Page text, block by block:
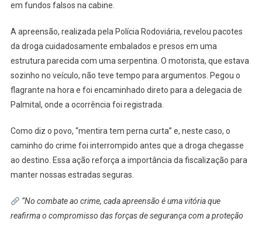
em fundos falsos na cabine.
A apreensão, realizada pela Polícia Rodoviária, revelou pacotes
da droga cuidadosamente embalados e presos em uma
estrutura parecida com uma serpentina. O motorista, que estava
sozinho no veículo, não teve tempo para argumentos. Pegou o
flagrante na hora e foi encaminhado direto para a delegacia de
Palmital, onde a ocorrência foi registrada.
Como diz o povo, “mentira tem perna curta” e, neste caso, o
caminho do crime foi interrompido antes que a droga chegasse
ao destino. Essa ação reforça a importância da fiscalização para
manter nossas estradas seguras.
“No combate ao crime, cada apreensão é uma vitória que
reafirma o compromisso das forças de segurança com a proteção